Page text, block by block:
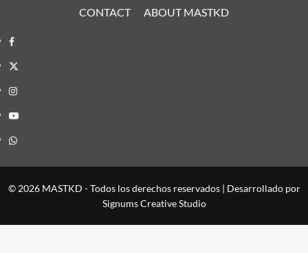
CONTACT ABOUT MASTKD
Facebook
X
Instagram
YouTube
Whatsapp